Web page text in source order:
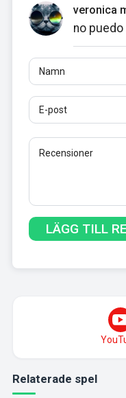
veronica
no
Namn
E-post
Recensioner
Minst 10 tecken.
Relaterade spel